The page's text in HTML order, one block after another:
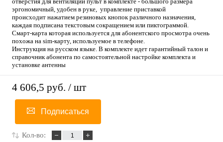
эргономичный, удобен в руке, управление приставкой
происходит нажатием резиновых кнопок различного назначения,
каждая подписана текстовым сокращением или пиктограммой.
Смарт-карта которая используется для абонентского просмотра очень
похожа на sim-карту, используемое в телефоне.
Инструкция на русском языке. В комплекте идет гарантийный талон и
справочник абонента по самостоятельной настройке комплекта и
установке антенны
4 606,5 руб. / шт
Подписаться
Кол-во: